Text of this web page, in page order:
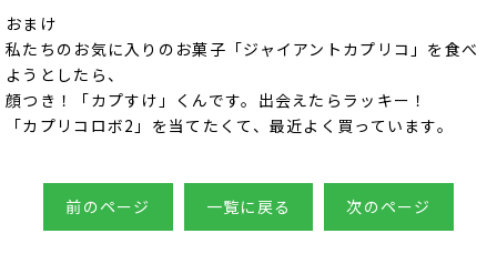
おまけ
私たちのお気に入りのお菓子「ジャイアントカプリコ」を食べ
ようとしたら、
顔つき！「カプすけ」くんです。出会えたらラッキー！
「カプリコロボ2」を当てたくて、最近よく買っています。
前のページ 一覧に戻る 次のページ